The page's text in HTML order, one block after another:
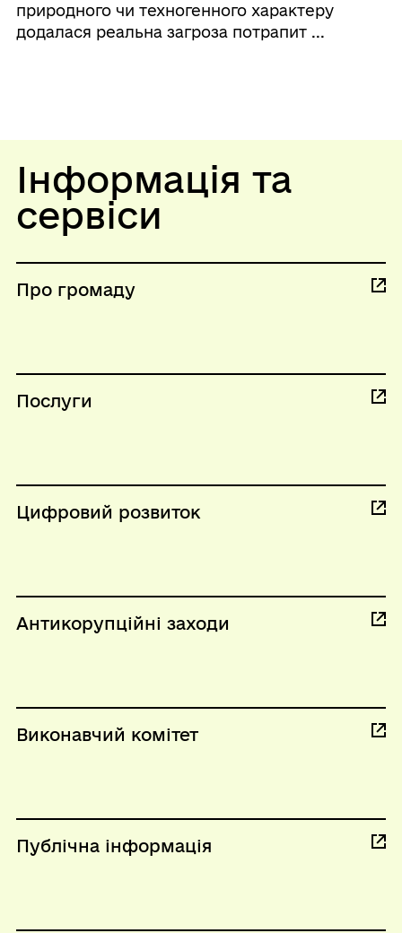
природного чи техногенного характеру
додалася реальна загроза потрапит ...
Інформація та
сервіси
Про громаду
Послуги
Цифровий розвиток
Антикорупційні заходи
Виконавчий комітет
Публічна інформація